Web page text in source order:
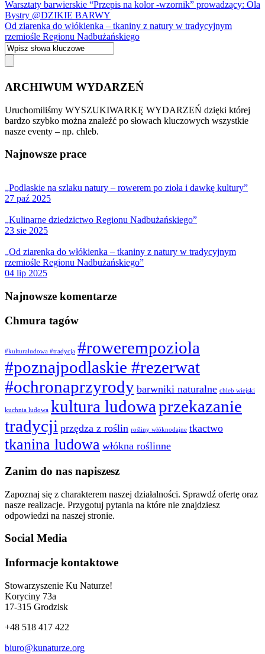
Warsztaty barwierskie “Przepis na kolor -wzornik” prowadzący: Ola
Bystry @DZIKIE BARWY
Od ziarenka do włókienka – tkaniny z natury w tradycyjnym
rzemiośle Regionu Nadbużańskiego
ARCHIWUM WYDARZEŃ
Uruchomiliśmy WYSZUKIWARKĘ WYDARZEŃ dzięki której
bardzo szybko można znaleźć po słowach kluczowych wszystkie
nasze eventy – np. chleb.
Najnowsze prace
„Podlaskie na szlaku natury – rowerem po zioła i dawkę kultury”
27 paź 2025
„Kulinarne dziedzictwo Regionu Nadbużańskiego”
23 sie 2025
„Od ziarenka do włókienka – tkaniny z natury w tradycyjnym
rzemiośle Regionu Nadbużańskiego”
04 lip 2025
Najnowsze komentarze
Chmura tagów
#kulturaludowa #tradycja #rowerempoziola
#poznajpodlaskie #rezerwat
#ochronaprzyrody barwniki naturalne chleb wiejski
kuchnia ludowa kultura ludowaprzekazanie
tradycji przędza z roślin rośliny włóknodajne tkactwo
tkanina ludowa włókna roślinne
Zanim do nas napiszesz
Zapoznaj się z charakterem naszej działalności. Sprawdź ofertę oraz
nasze realizacje. Przygotuj pytania na które nie znajdziesz
odpowiedzi na naszej stronie.
Social Media
Informacje kontaktowe
Stowarzyszenie Ku Naturze!
Koryciny 73a
17-315 Grodzisk
+48 518 417 422
biuro@kunaturze.org